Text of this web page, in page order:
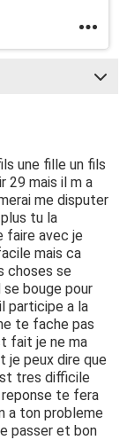
une fille un fils
29 mais il m a
me disputer
tu la
faire avec je
mais ca
choses se
bouge pour
participe a la
te fache pas
fait je ne ma
je peux dire que
tres difficile
reponse te fera
a ton probleme
passer et bon